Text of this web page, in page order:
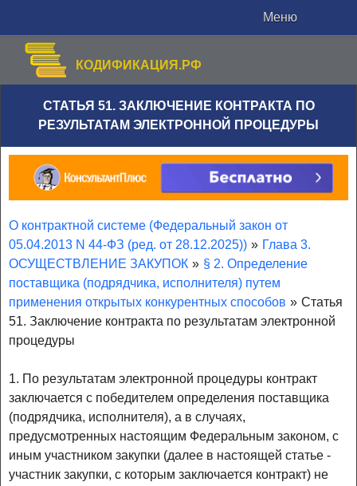
Меню
КОДИФИКАЦИЯ.РФ
СТАТЬЯ 51. ЗАКЛЮЧЕНИЕ КОНТРАКТА ПО
РЕЗУЛЬТАТАМ ЭЛЕКТРОННОЙ ПРОЦЕДУРЫ
О контрактной системе (Федеральный закон от
05.04.2013 N 44-ФЗ (ред. от 28.12.2025)) » Глава 3.
ОСУЩЕСТВЛЕНИЕ ЗАКУПОК » § 2. Определение
поставщика (подрядчика, исполнителя) путем
применения открытых конкурентных способов » Статья
51. Заключение контракта по результатам электронной
процедуры
1. По результатам электронной процедуры контракт
заключается с победителем определения поставщика
(подрядчика, исполнителя), а в случаях,
предусмотренных настоящим Федеральным законом, с
иным участником закупки (далее в настоящей статье -
участник закупки, с которым заключается контракт) не